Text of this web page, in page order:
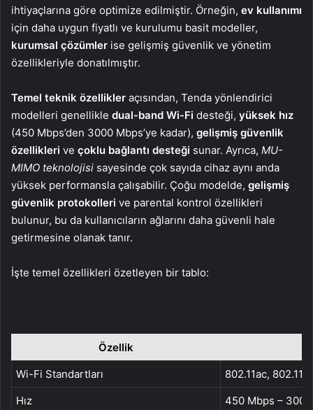
ihtiyaçlarına göre optimize edilmiştir. Örneğin, ev kullanımı
için daha uygun fiyatlı ve kurulumu basit modeller,
kurumsal çözümler ise gelişmiş güvenlik ve yönetim
özellikleriyle donatılmıştır.
Temel teknik özellikler açısından, Tenda yönlendirici
modelleri genellikle dual-band Wi-Fi desteği, yüksek hız
(450 Mbps’den 3000 Mbps’ye kadar), gelişmiş güvenlik
özellikleri ve çoklu bağlantı desteği sunar. Ayrıca, MU-
MIMO teknolojisi sayesinde çok sayıda cihaz aynı anda
yüksek performansla çalışabilir. Çoğu modelde, gelişmiş
güvenlik protokolleri ve parental kontrol özellikleri
bulunur, bu da kullanıcıların ağlarını daha güvenli hale
getirmesine olanak tanır.
İşte temel özellikleri özetleyen bir tablo:
Özellik
Wi-Fi Standartları
802.11ac,
Hız
450 Mbps –